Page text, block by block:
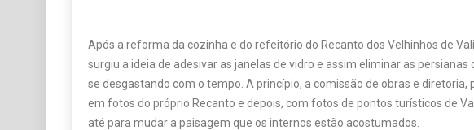
Após a reforma da cozinha e do refeitório do Recanto dos Velhinhos de
surgiu a ideia de adesivar as janelas de vidro e assim eliminar as persianas
se desgastando com o tempo. A princípio, a comissão de obras e diretoria,
em fotos do próprio Recanto e depois, com fotos de pontos turísticos de
até para mudar a paisagem que os internos estão acostumados.